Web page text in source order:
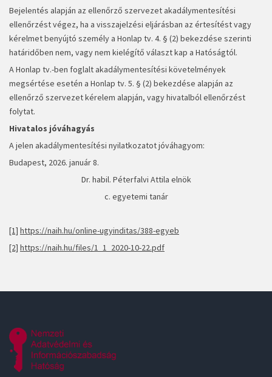
Bejelentés alapján az ellenőrző szervezet akadálymentesítési
ellenőrzést végez, ha a visszajelzési eljárásban az értesítést vagy
kérelmet benyújtó személy a Honlap tv. 4. § (2) bekezdése szerinti
határidőben nem, vagy nem kielégítő választ kap a Hatóságtól.
A Honlap tv.-ben foglalt akadálymentesítési követelmények
megsértése esetén a Honlap tv. 5. § (2) bekezdése alapján az
ellenőrző szervezet kérelem alapján, vagy hivatalból ellenőrzést
folytat.
Hivatalos jóváhagyás
A jelen akadálymentesítési nyilatkozatot jóváhagyom:
Budapest, 2026. január 8.
Dr. habil. Péterfalvi Attila elnök
c. egyetemi tanár
[1] https://naih.hu/online-ugyinditas/388-egyeb
[2] https://naih.hu/files/1_1_2020-10-22.pdf